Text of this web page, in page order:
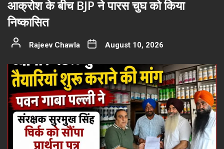
आक्रोश के बीच BJP ने पारस चुघ को किया
निष्कासित
Rajeev Chawla August 10, 2026